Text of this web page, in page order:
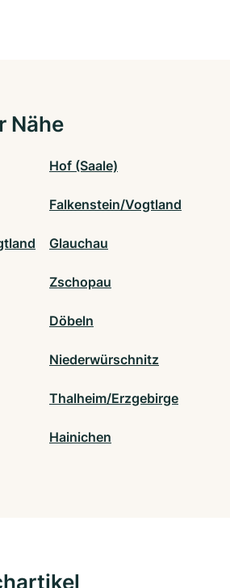
Nähe
Hof (Saale)
Falkenstein/Vogtland
Glauchau
Zschopau
Döbeln
Niederwürschnitz
Thalheim/Erzgebirge
Hainichen